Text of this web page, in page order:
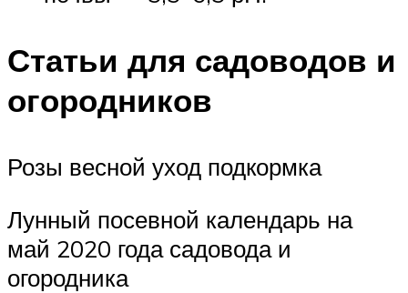
Статьи для садоводов и
огородников
Розы весной уход подкормка
Лунный посевной календарь на
май 2020 года садовода и
огородника